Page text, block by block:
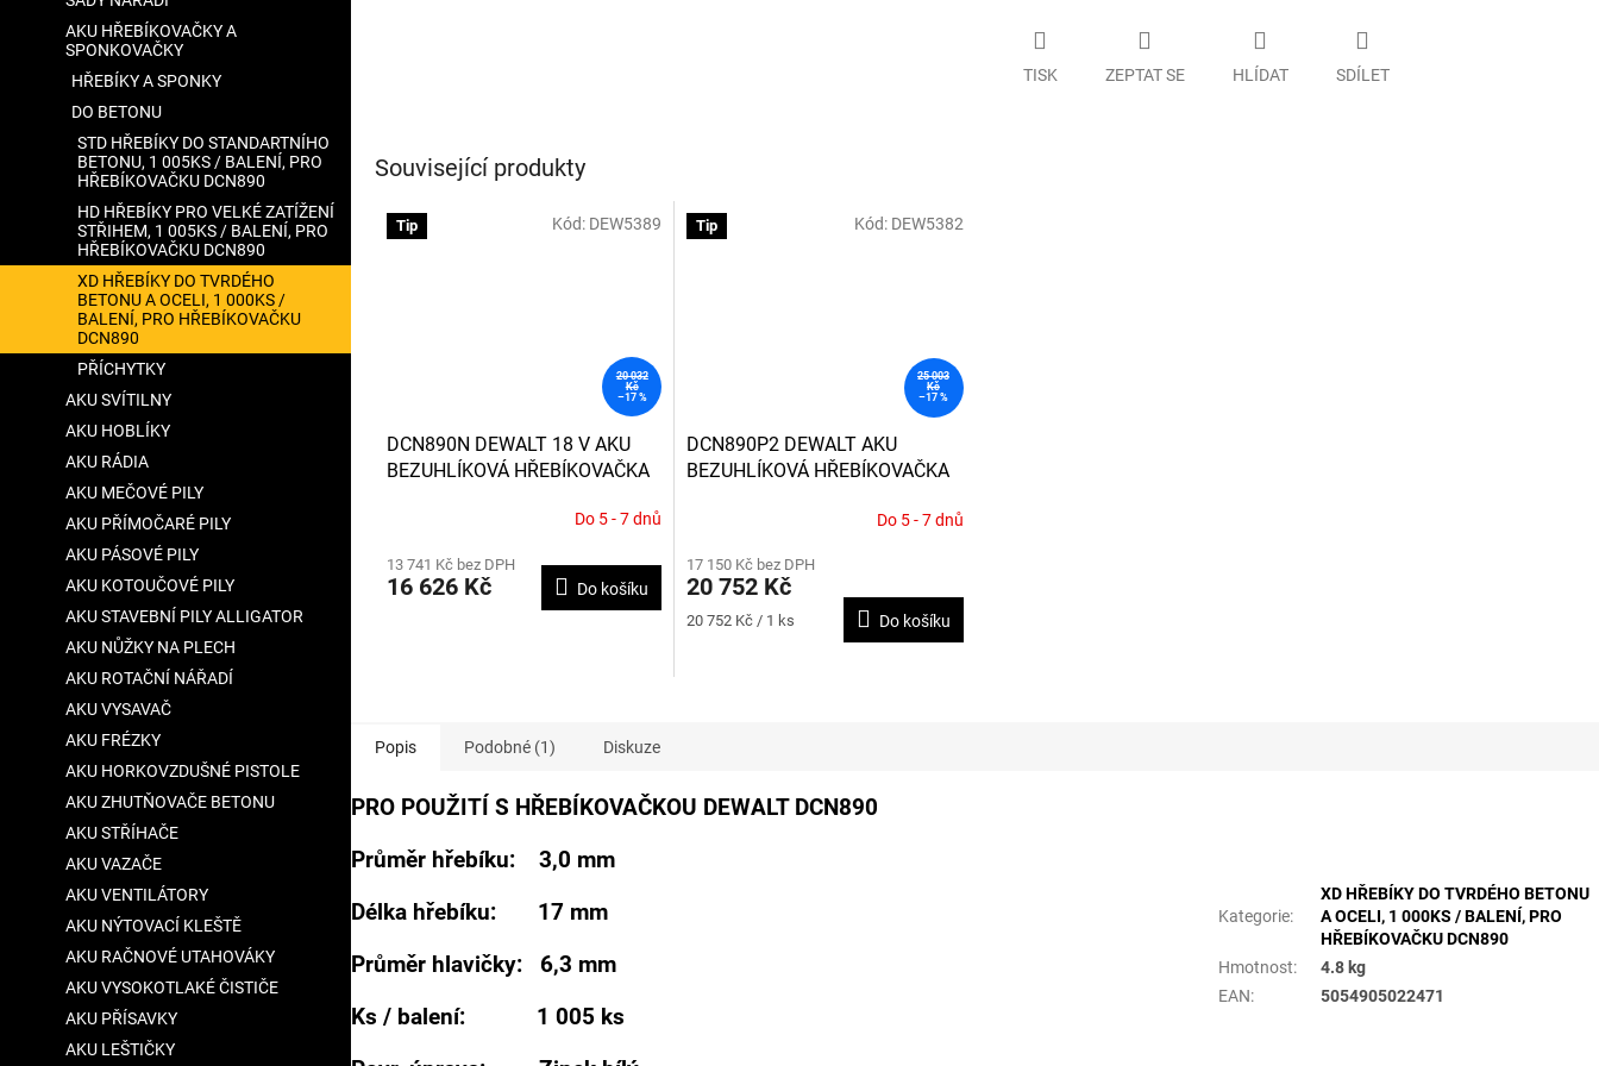
AKU HŘEBÍKOVAČKY A
SPONKOVAČKY
HŘEBÍKY A SPONKY
DO BETONU
STD HŘEBÍKY DO STANDARTNÍHO
BETONU, 1 005KS / BALENÍ, PRO
HŘEBÍKOVAČKU DCN890
HD HŘEBÍKY PRO VELKÉ ZATÍŽENÍ
STŘIHEM, 1 005KS / BALENÍ, PRO
HŘEBÍKOVAČKU DCN890
XD HŘEBÍKY DO TVRDÉHO
BETONU A OCELI, 1 000KS /
BALENÍ, PRO HŘEBÍKOVAČKU
DCN890
PŘÍCHYTKY
AKU SVÍTILNY
AKU HOBLÍKY
AKU RÁDIA
AKU MEČOVÉ PILY
AKU PŘÍMOČARÉ PILY
AKU PÁSOVÉ PILY
AKU KOTOUČOVÉ PILY
AKU STAVEBNÍ PILY ALLIGATOR
AKU NŮŽKY NA PLECH
AKU ROTAČNÍ NÁŘADÍ
AKU VYSAVAČ
AKU FRÉZKY
AKU HORKOVZDUŠNÉ PISTOLE
AKU ZHUTŇOVAČE BETONU
AKU STŘÍHAČE
AKU VAZAČE
AKU VENTILÁTORY
AKU NÝTOVACÍ KLEŠTĚ
AKU RAČNOVÉ UTAHOVÁKY
AKU VYSOKOTLAKÉ ČISTIČE
AKU PŘÍSAVKY
AKU LEŠTIČKY
TISK ZEPTAT SE HLÍDAT SDÍLET
Související produkty
Tip
20 032
Kč
–17 %
DCN890N DEWALT 18 V AKU
BEZUHLÍKOVÁ HŘEBÍKOVAČKA
NABÍJEČKY, PLASTOVÝ KUFR
Do 5 - 7 dnů
13 741 Kč bez DPH
16 626 Kč Do košíku
Kód: DEW5389 Tip
25 003
Kč
–17 %
DCN890P2 DEWALT AKU
BEZUHLÍKOVÁ HŘEBÍKOVAČKA
PRO HŘEBÍKY PRŮMĚRU 2,6 -
produktu
je
4,0
Do 5 - 7 dnů
17 150 Kč bez DPH
20 752 Kč
Měrná
20 752 Kč / 1 ks Do košíku
Kód: DEW5382
Popis Podobné (1) Diskuze
PRO POUŽITÍ S HŘEBÍKOVAČKOU DEWALT DCN890
Průměr hřebíku: 3,0 mm
Délka hřebíku: 17 mm
Průměr hlavičky: 6,3 mm
Ks / balení: 1 005 ks
Kategorie:
XD HŘEBÍKY DO TVRDÉHO BETONU
A OCELI, 1 000KS / BALENÍ, PRO
HŘEBÍKOVAČKU DCN890
Hmotnost:
4.8 kg
EAN: 5054905022471